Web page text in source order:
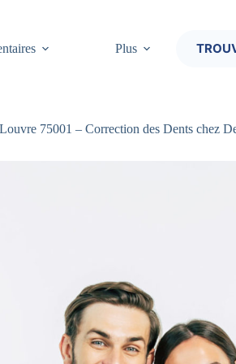
Plus
75001 – Correction des Dents chez